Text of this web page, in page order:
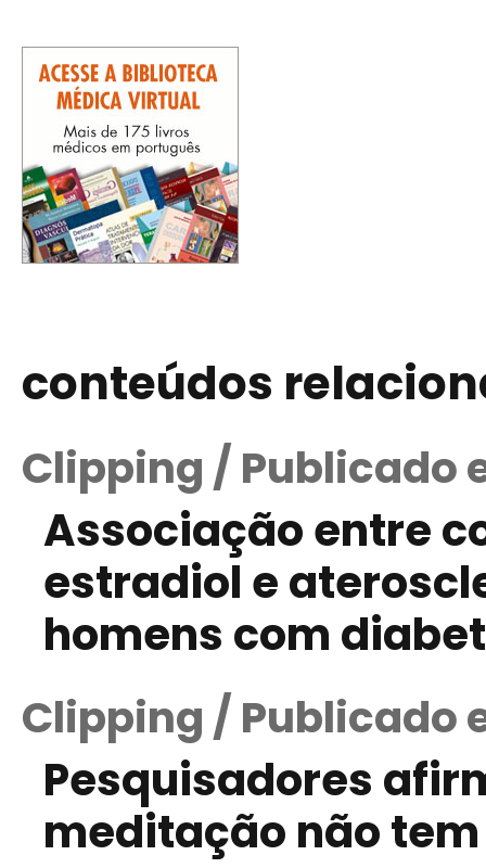
conteúdos
Clipping / Publicado
Associação entre
estradiol e
homens com
Clipping / Publicado
Pesquisadores
meditação não